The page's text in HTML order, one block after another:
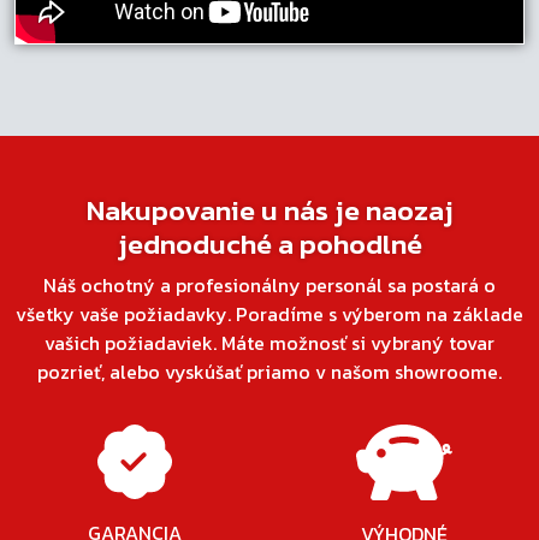
Nakupovanie u nás je naozaj
jednoduché a pohodlné
Náš ochotný a profesionálny personál sa postará o
všetky vaše požiadavky. Poradíme s výberom na základe
vašich požiadaviek. Máte možnosť si vybraný tovar
pozrieť, alebo vyskúšať priamo v našom showroome.
GARANCIA VÝHODNÉ